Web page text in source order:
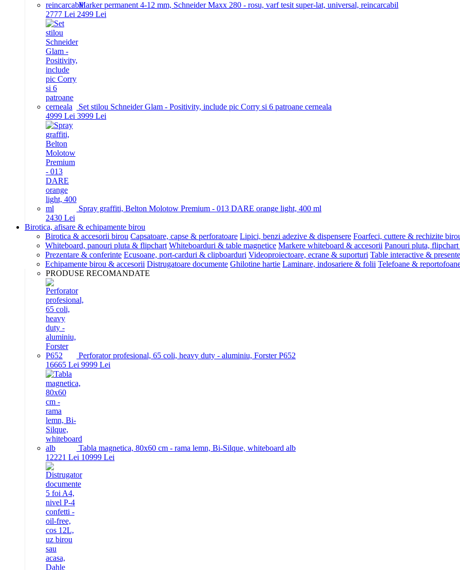
Marker permanent 4-12 mm, Schneider Maxx 280 - rosu, varf tesit super-lat, universal, reincarcabil
2777 Lei 2499 Lei
Set stilou Schneider Glam - Positivity, include pic Corry si 6 patroane cerneala
4999 Lei 3999 Lei
Spray graffiti, Belton Molotow Premium - 013 DARE orange light, 400 ml
2430 Lei
Birotica, afisare & echipamente birou
Birotica & accesorii birou Capsatoare, capse & perforatoare Lipici, benzi adezive & dispensere Foarfeci, cuttere & rechizite
Whiteboard, panouri pluta & flipchart Whiteboarduri & table magnetice Markere whiteboard & accesorii Panouri pluta,
Prezentare & conferinte Ecusoane, port-carduri & clipboarduri Videoproiectoare, ecrane & suporturi Table interactive &
Echipamente birou & accesorii Distrugatoare documente Ghilotine hartie Laminare, indosariere & folii Telefoane &
PRODUSE RECOMANDATE
Perforator profesional, 65 coli, heavy duty - aluminiu, Forster P652
16665 Lei 9999 Lei
Tabla magnetica, 80x60 cm - rama lemn, Bi-Silque, whiteboard alb
12221 Lei 10999 Lei